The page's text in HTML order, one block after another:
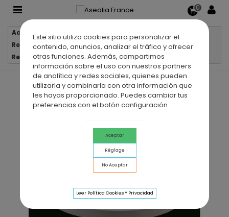
Este sitio utiliza cookies para personalizar el
contenido, anuncios, analizar el tráfico y ofrecer
otras funciones. Además, compartimos
información sobre el uso con nuestros partners
de analítica y redes sociales, quienes pueden
utilizarla y combinarla con otra información que
les hayas proporcionado. Puedes cambiar tus
preferencias con el botón configuración.
Aceptar
Réglage
No Aceptar
Leer Política Cookies Y Privacidad
0
Accueil
Receveurs de douche acryliques
Receveur de douche acrylique semi-circulaire